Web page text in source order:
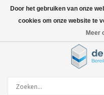
0artikelen
Door het gebruiken van onze
cookies om onze website te
Meer